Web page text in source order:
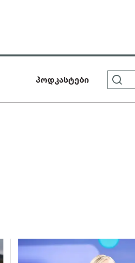
პოდკასტები